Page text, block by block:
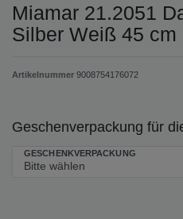
Miamar 21.2051
Silber Weiß 45 cm
Artikelnummer 9008754176072
Geschenverpackung für
GESCHENKVERPACKUNG